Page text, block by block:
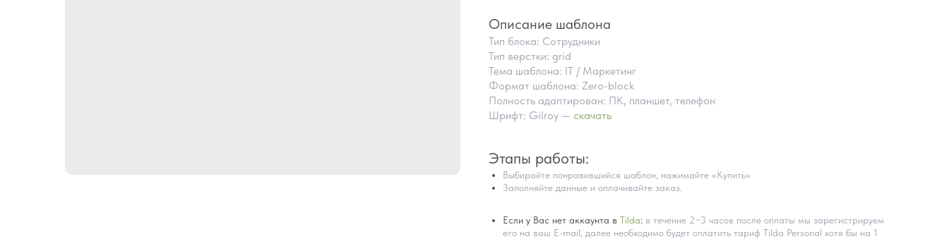
Описание шаблона
Тип блока: Сотрудники
Тип верстки: grid
Тема шаблона: IT / Маркетинг
Формат шаблона: Zero-block
Полность адаптирован: ПК, планшет, телефон
Шрифт: Gilroy — скачать
Этапы работы:
Выбирайте понравившийся шаблон, нажимайте «Купить»
Заполняйте данные и оплачивайте заказ.
Если у Вас нет аккаунта в Tilda: в течение 2−3 часов после оплаты мы зарегистрируем
его на ваш E-mail, далее необходимо будет оплатить тариф Tilda Personal хотя бы на 1